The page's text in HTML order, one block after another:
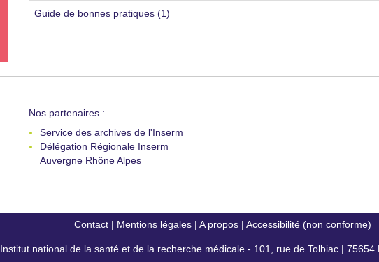
Guide de bonnes pratiques (1)
Nos partenaires :
Service des archives de l'Inserm
Délégation Régionale Inserm
Auvergne Rhône Alpes
Contact| Mentions légales| A propos| Accessibilité (non conforme)
Institut national de la santé et de la recherche médicale - 101, rue de Tolbiac | 75654